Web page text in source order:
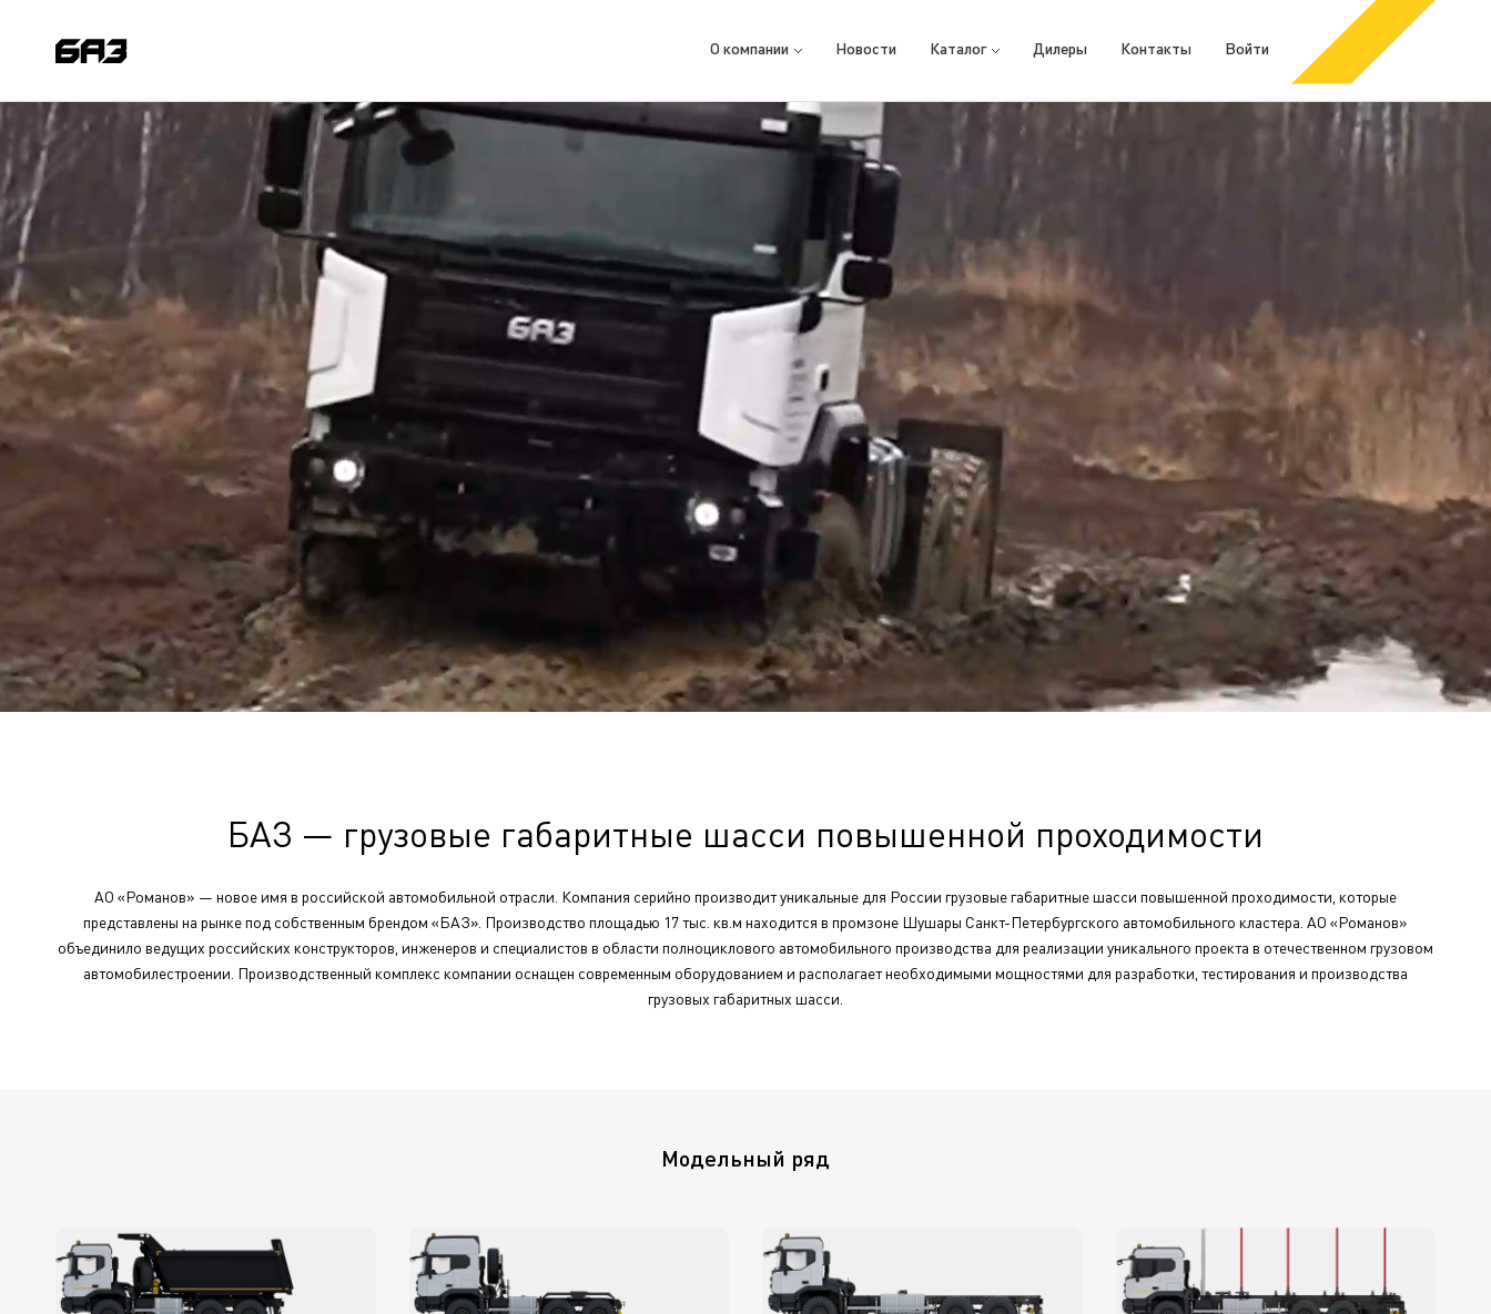
О компании Новости Каталог Дилеры Контакты Войти
БАЗ — грузовые габаритные шасси повышенной проходимости
АО «Романов» — новое имя в российской автомобильной отрасли. Компания серийно производит уникальные для России грузовые габаритные шасси повышенной проходимости, которые
представлены на рынке под собственным брендом «БАЗ». Производство площадью 17 тыс. кв.м находится в промзоне Шушары Санкт-Петербургского автомобильного кластера. АО «Романов»
объединило ведущих российских конструкторов, инженеров и специалистов в области полноциклового автомобильного производства для реализации уникального проекта в отечественном грузовом
автомобилестроении. Производственный комплекс компании оснащен современным оборудованием и располагает необходимыми мощностями для разработки, тестирования и производства
грузовых габаритных шасси.
Модельный ряд